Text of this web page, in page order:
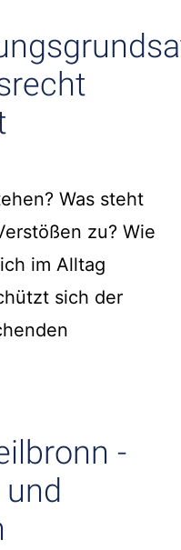
Was steht
zu? Wie
im Alltag
sich der
-